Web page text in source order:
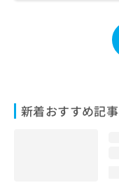
新着おすすめ記事
こ
ち